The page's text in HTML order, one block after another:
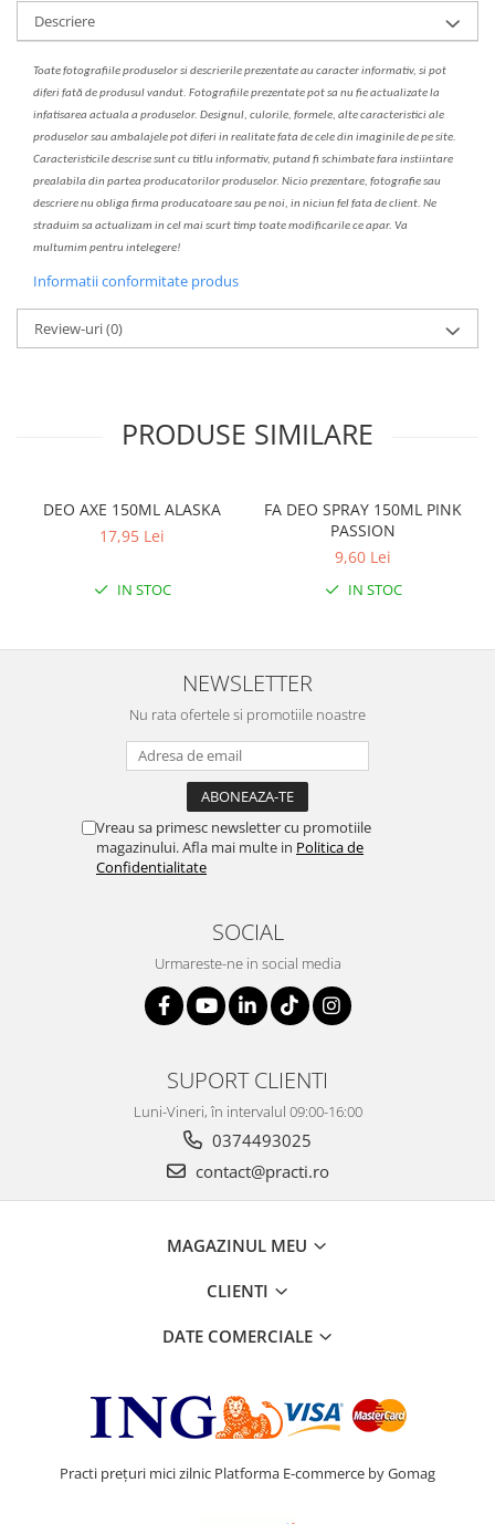
Descriere
Toate fotografiile produselorsidescrierileprezentate au caracter informativ, si pot
diferi fată de produsul vandut. Fotografiile prezentate pot sa nu fie actualizate la
infatisarea actuala a produselor. Designul, culorile, formele, alte caracteristici ale
produselor sau ambalajele pot diferi in realitate fata de cele din imaginile de pe site.
Caracteristicile descrise sunt cu titlu informativ, putand fi schimbate fara instiintare
prealabila din partea producatorilor produselor. Nicio prezentare, fotografie sau
descriere nu obliga firma producatoare sau pe noi, in niciun fel fata de client. Ne
straduim sa actualizam in cel mai scurt timp toate modificarile ce apar. Va
multumim pentru intelegere!
Informatii conformitate produs
Review-uri(0)
PRODUSE SIMILARE
DEO AXE 150ML ALASKA
17,95 Lei
IN STOC
FA DEO SPRAY 150ML PINK
PASSION
9,60 Lei
IN STOC
NEWSLETTER
Nu rata ofertele si promotiile noastre
Vreau sa primesc newsletter cu promotiile
magazinului. Afla mai multe in Politica de
Confidentialitate
SOCIAL
Urmareste-ne in social media
SUPORT CLIENTI
Luni-Vineri, în intervalul 09:00-16:00
0374493025
contact@practi.ro
MAGAZINUL MEU
CLIENTI
DATE COMERCIALE
Practi prețuri mici zilnic Platforma E-commerce by Gomag